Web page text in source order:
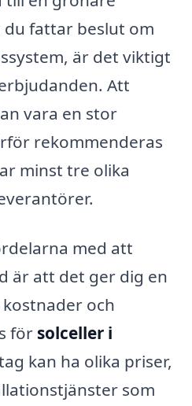
fattar beslut om
är det viktigt
Att
vara en stor
rekommenderas
minst tre olika
med att
är att det ger dig en
och
för solceller i
kan ha olika priser,
som